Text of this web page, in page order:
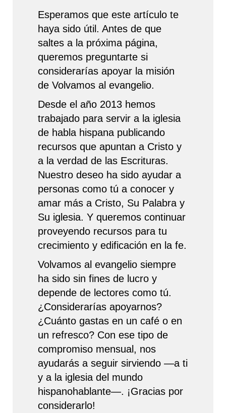
Esperamos que este artículo te
haya sido útil. Antes de que
saltes a la próxima página,
queremos preguntarte si
considerarías apoyar la misión
de Volvamos al evangelio.
Desde el año 2013 hemos
trabajado para servir a la iglesia
de habla hispana publicando
recursos que apuntan a Cristo y
a la verdad de las Escrituras.
Nuestro deseo ha sido ayudar a
personas como tú a conocer y
amar más a Cristo, Su Palabra y
Su iglesia. Y queremos continuar
proveyendo recursos para tu
crecimiento y edificación en la fe.
Volvamos al evangelio siempre
ha sido sin fines de lucro y
depende de lectores como tú.
¿Considerarías apoyarnos?
¿Cuánto gastas en un café o en
un refresco? Con ese tipo de
compromiso mensual, nos
ayudarás a seguir sirviendo —a ti
y a la iglesia del mundo
hispanohablante—. ¡Gracias por
considerarlo!